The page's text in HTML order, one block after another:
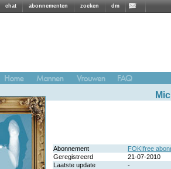
chat abonnementen zoeken dm
Abonnement
FOK!free
Geregistreerd
21-07-2010
Laatste update
-